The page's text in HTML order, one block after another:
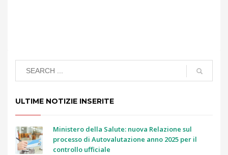
ULTIME NOTIZIE INSERITE
Ministero della Salute: nuova Relazione sul
processo di Autovalutazione anno 2025 per il
controllo ufficiale